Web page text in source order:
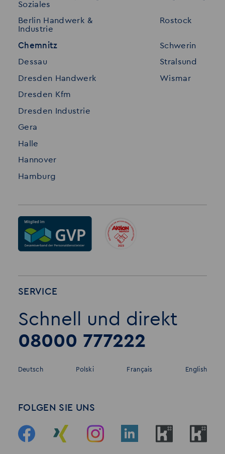
Standorte
Datenschutz
Impressum
Soziales
Berlin Handwerk &
Industrie
Chemnitz
Dessau
Dresden Handwerk
Dresden Kfm
Dresden Industrie
Gera
Halle
Hannover
Hamburg
Rostock
Schwerin
Stralsund
Wismar
SERVICE
Schnell und direkt
08000 777222
Deutsch Polski Français English
FOLGEN SIE UNS